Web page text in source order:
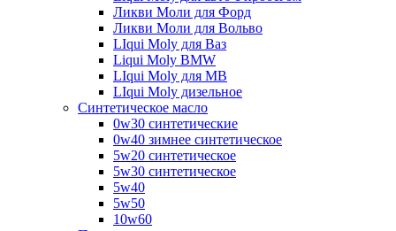
Ликви Моли для Форд
Ликви Моли для Вольво
LIqui Moly для Ваз
Liqui Moly BMW
LIqui Moly для MB
LIqui Moly дизельное
Синтетическое масло
0w30 синтетические
0w40 зимнее синтетическое
5w20 синтетическое
5w30 синтетическое
5w40
5w50
10w60